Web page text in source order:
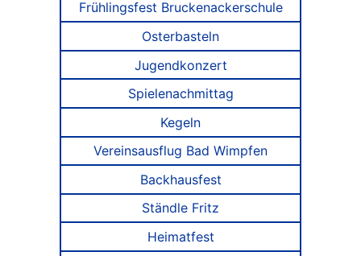
Frühlingsfest Bruckenackerschule
Osterbasteln
Jugendkonzert
Spielenachmittag
Kegeln
Vereinsausflug Bad Wimpfen
Backhausfest
Ständle Fritz
Heimatfest